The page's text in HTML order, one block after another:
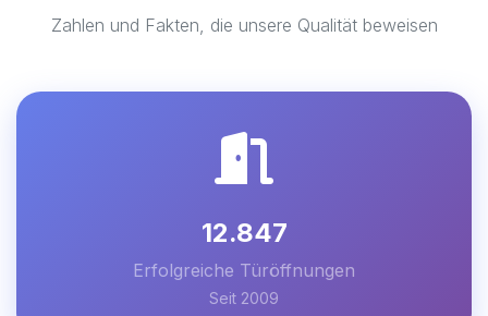
Zahlen und Fakten, die unsere Qualität beweisen
12.847
Erfolgreiche Türöffnungen
Seit 2009